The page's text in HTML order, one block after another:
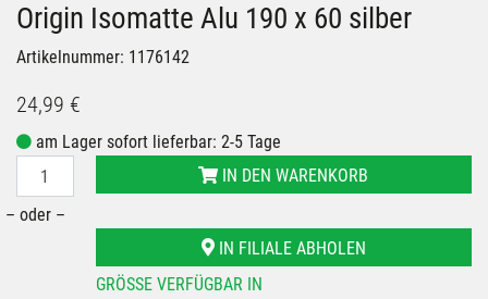
Origin Isomatte Alu 190 x 60 silber
Artikelnummer: 1176142
24,99 €
am Lager sofort lieferbar: 2-5 Tage
IN DEN WARENKORB
– oder –
IN FILIALE ABHOLEN
GRÖSSE VERFÜGBAR IN